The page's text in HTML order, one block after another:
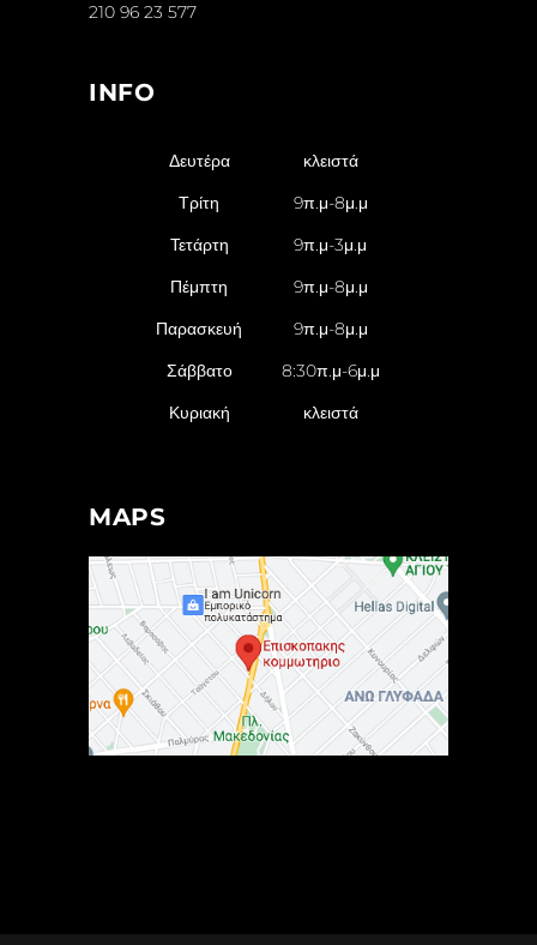
210 96 23 577
INFO
Δευτέρα
κλειστά
Τρίτη
9π.μ-8μ.μ
Τετάρτη
9π.μ-3μ.μ
Πέμπτη
9π.μ-8μ.μ
Παρασκευή
9π.μ-8μ.μ
Σάββατο
8:30π.μ-6μ.μ
Κυριακή
κλειστά
MAPS